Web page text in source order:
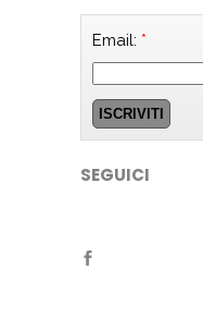
Email: *
SEGUICI